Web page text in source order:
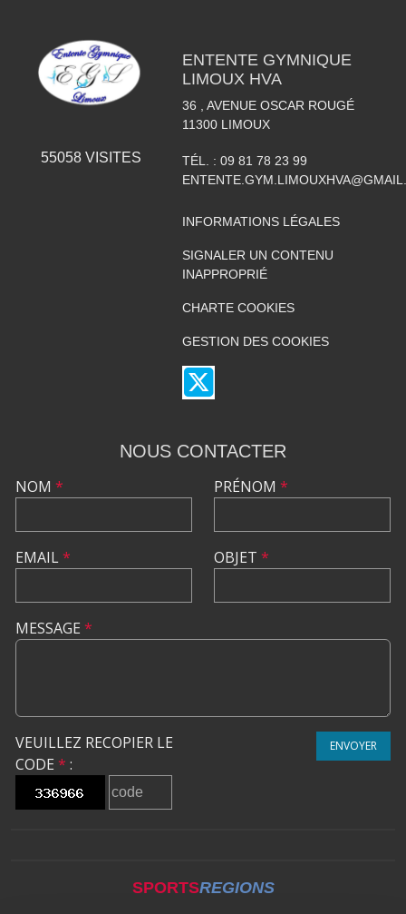
55058VISITES
ENTENTE GYMNIQUE
LIMOUX HVA
36 , AVENUE OSCAR ROUGÉ
11300 LIMOUX
TÉL. : 09 81 78 23 99
INFORMATIONS LÉGALES
SIGNALER UN CONTENU
INAPPROPRIÉ
CHARTE COOKIES
GESTION DES COOKIES
NOUS CONTACTER
NOM *
EMAIL*
PRÉNOM *
OBJET *
MESSAGE *
VEUILLEZ RECOPIER LE
CODE * :
ENVOYER
SPORTSREGIONS